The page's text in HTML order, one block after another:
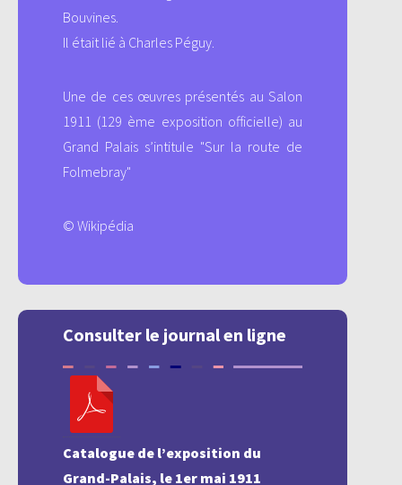
Bouvines.
Il était lié à Charles Péguy.
Une de ces œuvres présentés au Salon
1911 (129 ème exposition officielle) au
Grand Palais s’intitule "Sur la route de
Folmebray"
© Wikipédia
Consulter le journal en ligne
Catalogue de l’exposition du
Grand-Palais, le 1er mai 1911